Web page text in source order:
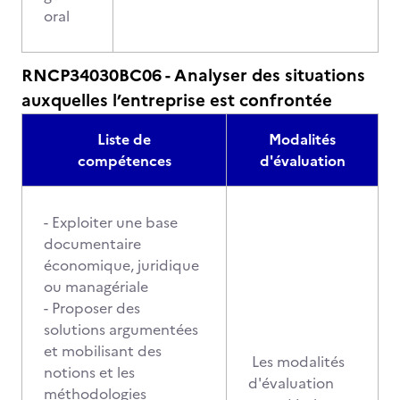
oral
RNCP34030BC06 - Analyser des situations
auxquelles l’entreprise est confrontée
Liste de
compétences
Modalités
d'évaluation
- Exploiter une base
documentaire
économique, juridique
ou managériale
- Proposer des
solutions argumentées
et mobilisant des
notions et les
méthodologies
Les modalités
d'évaluation